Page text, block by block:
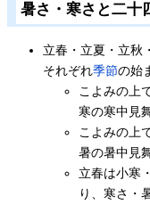
暑さ・寒さと二十
立春・立夏・立秋
それぞれ季節の始
こよみの上
寒の寒中見
こよみの上
暑の暑中見
立春は小寒
り、寒さ・